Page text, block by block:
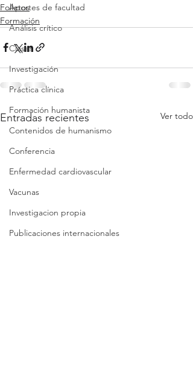
Aportes de facultad
Análisis crítico
Clases
Investigación
Práctica clínica
Formación humanista
Contenidos de humanismo
Conferencia
Enfermedad cardiovascular
Vacunas
Investigacion propia
Publicaciones internacionales
Folletos
Formación
Entradas recientes Ver todo